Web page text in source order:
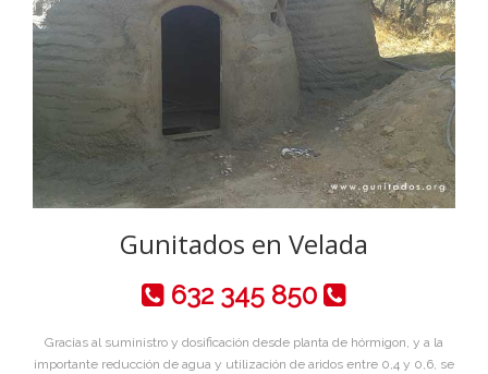
Gunitados en Velada
632 345 850
Gracias al suministro y dosificación desde planta de hórmigon, y a la
importante reducción de agua y utilización de aridos entre 0,4 y 0,6, se